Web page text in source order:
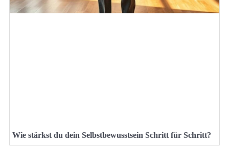
Wie stärkst du dein Selbstbewusstsein Schritt für Schritt?